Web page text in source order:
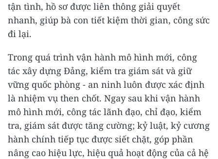
tận tình, hồ sơ được liên thông giải quyết
nhanh, giúp bà con tiết kiệm thời gian, công sức
đi lại.
Trong quá trình vận hành mô hình mới, công
tác xây dựng Đảng, kiểm tra giám sát và giữ
vững quốc phòng - an ninh luôn được xác định
là nhiệm vụ then chốt. Ngay sau khi vận hành
mô hình mới, công tác lãnh đạo, chỉ đạo, kiểm
tra, giám sát được tăng cường; kỷ luật, kỷ cương
hành chính tiếp tục được siết chặt, góp phần
nâng cao hiệu lực, hiệu quả hoạt động của cả hệ